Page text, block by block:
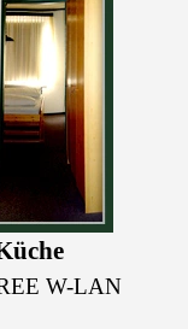
W-LAN